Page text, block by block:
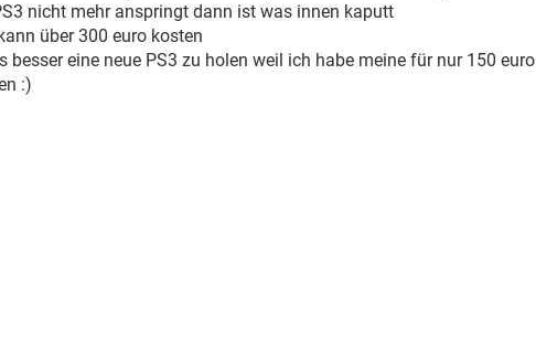
nicht mehr anspringt dann ist was innen kaputt
über 300 euro kosten
besser eine neue PS3 zu holen weil ich habe meine für nur 150 euro
:)